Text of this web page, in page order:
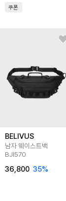
쿠폰
BELIVUS
남자 웨이스트백
BJI570
36,800 35%